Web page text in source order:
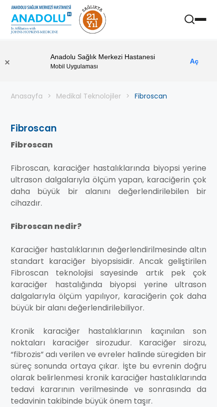
Anadolu Sağlık Merkezi Hastanesi
Mobil Uygulaması
Aç
Anasayfa Medikal Teknolojiler Fibroscan
Fibroscan
Fibroscan
Fibroscan, karaciğer hastalıklarında biyopsi yerine
ultrason dalgalarıyla ölçüm yapan, karaciğerin çok
daha büyük bir alanını değerlendirilebilen bir
cihazdır.
Fibroscan nedir?
Karaciğer hastalıklarının değerlendirilmesinde altın
standart karaciğer biyopsisidir. Ancak geliştirilen
Fibroscan teknolojisi sayesinde artık pek çok
karaciğer hastalığında biyopsi yerine ultrason
dalgalarıyla ölçüm yapılıyor, karaciğerin çok daha
büyük bir alanı değerlendirilebiliyor.
Kronik karaciğer hastalıklarının kaçınılan son
noktaları karaciğer sirozudur. Karaciğer sirozu,
“fibrozis” adı verilen ve evreler halinde süregiden bir
süreç sonunda ortaya çıkar. İşte bu evrenin doğru
olarak belirlenmesi kronik karaciğer hastalıklarında
tedavi kararının verilmesinde ve sonrasında da
tedavinin takibinde büyük önem taşır.